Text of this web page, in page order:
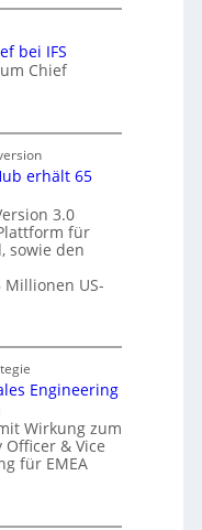
bei IFS
Chief
erhält 65
3.0
für
sowie den
US-
Engineering
Wirkung zum
& Vice
für EMEA